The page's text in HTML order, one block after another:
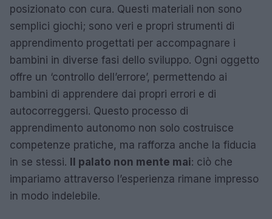
posizionato con cura. Questi materiali non sono
semplici giochi; sono veri e propri strumenti di
apprendimento progettati per accompagnare i
bambini in diverse fasi dello sviluppo. Ogni oggetto
offre un ‘controllo dell’errore’, permettendo ai
bambini di apprendere dai propri errori e di
autocorreggersi. Questo processo di
apprendimento autonomo non solo costruisce
competenze pratiche, ma rafforza anche la fiducia
in se stessi. Il palato non mente mai: ciò che
impariamo attraverso l’esperienza rimane impresso
in modo indelebile.